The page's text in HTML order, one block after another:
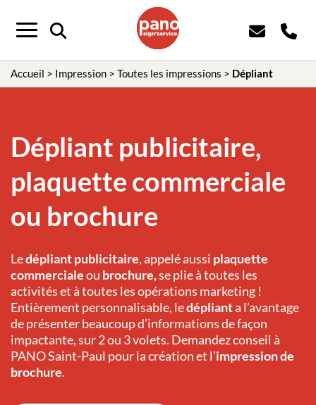
Menu
Accueil > Impression > Toutes les impressions > Dépliant
Dépliant publicitaire,
plaquette commerciale
ou brochure
Ledépliant publicitaire, appelé aussi plaquette
commercialeou brochure,se plie à toutes les
activités et à toutes les opérations marketing !
Entièrement personnalisable, ledéplianta l’avantage
de présenter beaucoup d’informations de façon
impactante, sur 2 ou 3 volets. Demandez conseil à
PANO Saint-Paul pour la création et l’impression de
brochure.